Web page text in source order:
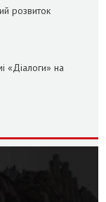
розвиток
«Діалоги» на